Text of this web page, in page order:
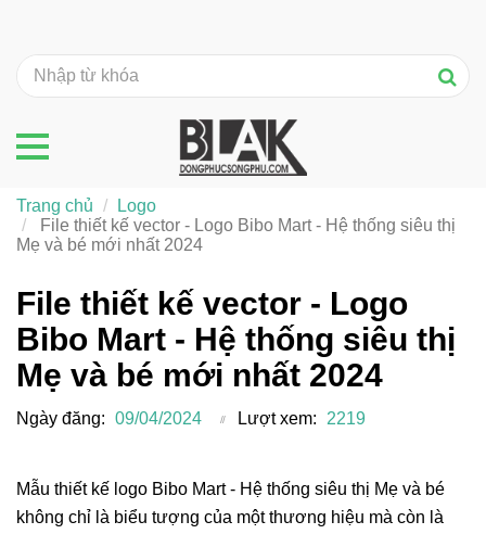
File thiết kế vector - Logo
Bibo Mart - Hệ thống siêu thị
Mẹ và bé mới nhất 2024
Ngày đăng: 09/04/2024 Lượt xem: 2219
Mẫu thiết kế logo Bibo Mart - Hệ thống siêu thị Mẹ và bé
không chỉ là biểu tượng của một thương hiệu mà còn là
Trang chủ
Logo
File thiết kế vector - Logo Bibo Mart - Hệ thống siêu thị
Mẹ và bé mới nhất 2024